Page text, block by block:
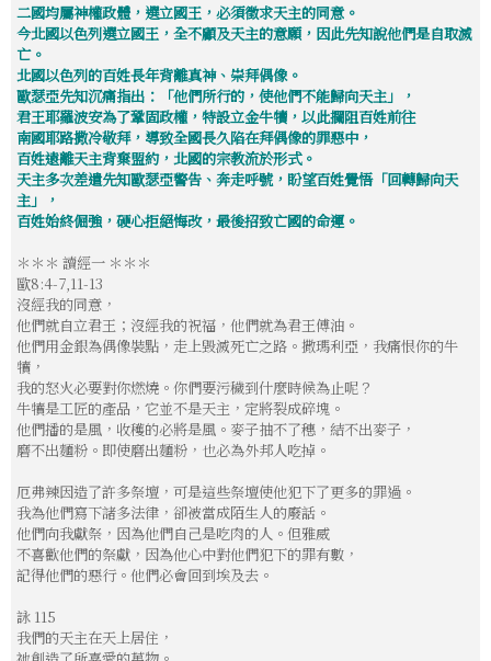
二國均屬神權政體，選立國王，必須徵求天主的同意。
今北國以色列選立國王，全不顧及天主的意願，因此先知說他們是自取滅
亡。
北國以色列的百姓長年背離真神、崇拜偶像。
歐瑟亞先知沉痛指出：「他們所行的，使他們不能歸向天主」，
君王耶羅波安為了鞏固政權，特設立金牛犢，以此攔阻百姓前往
南國耶路撒冷敬拜，導致全國長久陷在拜偶像的罪惡中，
百姓遠離天主背棄盟約，北國的宗教流於形式。
天主多次差遣先知歐瑟亞警告、奔走呼號，盼望百姓覺悟「回轉歸向天
主」，
百姓始終倔強，硬心拒絕悔改，最後招致亡國的命運。
＊＊＊ 讀經一 ＊＊＊
歐8:4-7,11-13
沒經我的同意，
他們就自立君王；沒經我的祝福，他們就為君王傅油。
他們用金銀為偶像裝點，走上毀滅死亡之路。撒瑪利亞，我痛恨你的牛
犢，
我的怒火必要對你燃燒。你們要污穢到什麼時候為止呢？
牛犢是工匠的產品，它並不是天主，定將裂成碎塊。
他們播的是風，收穫的必將是風。麥子抽不了穗，結不出麥子，
磨不出麵粉。即使磨出麵粉，也必為外邦人吃掉。
厄弗辣因造了許多祭壇，可是這些祭壇使他犯下了更多的罪過。
我為他們寫下諸多法律，卻被當成陌生人的廢話。
他們向我獻祭，因為他們自己是吃肉的人。但雅威
不喜歡他們的祭獻，因為他心中對他們犯下的罪有數，
記得他們的惡行。他們必會回到埃及去。
詠 115
我們的天主在天上居住，